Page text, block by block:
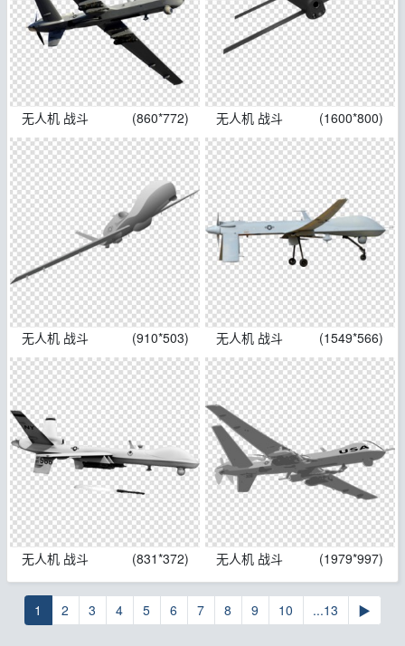
无人机 战斗 (860*772) 无人机 战斗 (1600*800)
无人机 战斗 (910*503) 无人机 战斗 (1549*566)
无人机 战斗 (831*372) 无人机 战斗 (1979*997)
1 2 3 4 5 6 7 8 9 10 ...13 ▶